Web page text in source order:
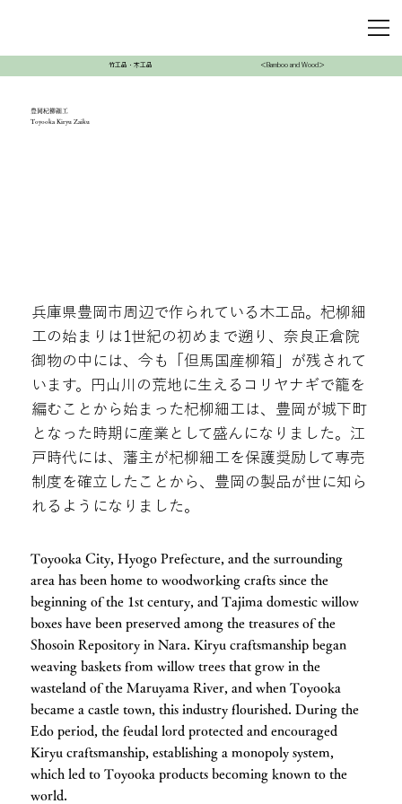
竹工品・木工品 ＜Bamboo and Wood＞
豊岡杞柳細工
Toyooka Kiryu Zaiku
兵庫県豊岡市周辺で作られている木工品。杞柳細
工の始まりは1世紀の初めまで遡り、奈良正倉院
御物の中には、今も「但馬国産柳箱」が残されて
います。円山川の荒地に生えるコリヤナギで籠を
編むことから始まった杞柳細工は、豊岡が城下町
となった時期に産業として盛んになりました。江
戸時代には、藩主が杞柳細工を保護奨励して専売
制度を確立したことから、豊岡の製品が世に知ら
れるようになりました。
Toyooka City, Hyogo Prefecture, and the surrounding
area has been home to woodworking crafts since the
beginning of the 1st century, and Tajima domestic willow
boxes have been preserved among the treasures of the
Shosoin Repository in Nara. Kiryu craftsmanship began
weaving baskets from willow trees that grow in the
wasteland of the Maruyama River, and when Toyooka
became a castle town, this industry flourished. During the
Edo period, the feudal lord protected and encouraged
Kiryu craftsmanship, establishing a monopoly system,
which led to Toyooka products becoming known to the
world.